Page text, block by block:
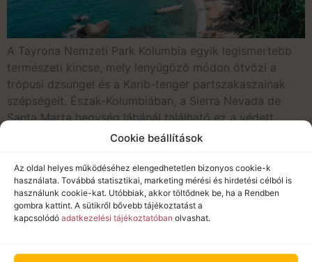
Cookie beállítások
Az oldal helyes működéséhez elengedhetetlen bizonyos cookie-k
használata. Továbbá statisztikai, marketing mérési és hirdetési célból is
használunk cookie-kat. Utóbbiak, akkor töltődnek be, ha a Rendben
gombra kattint. A sütikről bővebb tájékoztatást a
kapcsolódó adatkezelési tájékoztatóban olvashat.
A Tayrona Nemzeti Park Kolumbia egyik legismertebb
természeti kincse, mely lenyűgöző módon ötvözi a
trópusi dzsungel és a Karib-tenger partszakaszainak
szépségeit. Észak-Kolumbiában, a Sierra Nevada de
Santa Marta hegység lábánál található ez a védett
terület, ahol hófehér homokos strandok, smaragdzöld
parkba látogatókat páratlan élmény várja, egzotikus
élővilág, buja […]
Képes beszámoló Ecuador – Galapagos